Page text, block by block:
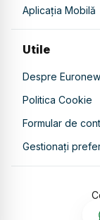
Aplicația Mobilă
Utile
Despre
Politica Cookie
Formular de
Gestionați